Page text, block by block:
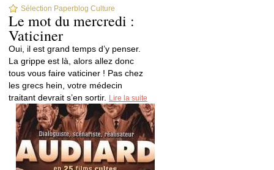
Sélection Paperblog Culture
Le mot du mercredi :
Vaticiner
Oui, il est grand temps d’y penser.
La grippe est là, alors allez donc
tous vous faire vaticiner ! Pas chez
les grecs hein, votre médecin
traitant devrait s’en sortir.
Lire la suite